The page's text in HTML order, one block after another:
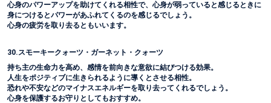
心身のパワーアップを助けてくれる相性で、心身が弱っていると感じるときに
身につけるとパワーがあふれてくるのを感じるでしょう。
心身の疲労を取り去るともいいます。
30.スモーキークォーツ・ガーネット・クォーツ
持ち主の生命力を高め、感情を前向きな意欲に結びつける効果。
人生をポジティブに生きられるように導くとさせる相性。
恐れや不安などのマイナスエネルギーを取り去ってくれるでしょう。
心身を保護するお守りとしてもおすすめ。